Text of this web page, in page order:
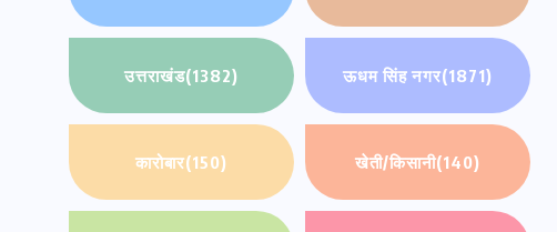
उत्तराखंड(1382) ऊधम सिंह नगर(1871)
कारोबार(150) खेती/किसानी(140)